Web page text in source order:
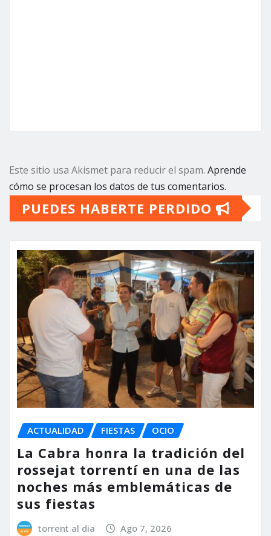
Este sitio usa Akismet para reducir el spam. Aprende
cómo se procesan los datos de tus comentarios.
PUEDES HABERTE PERDIDO
ACTUALIDAD FIESTAS OCIO
La Cabra honra la tradición del
rossejat torrentí en una de las
noches más emblemáticas de
sus fiestas
torrent al dia Ago 7, 2026